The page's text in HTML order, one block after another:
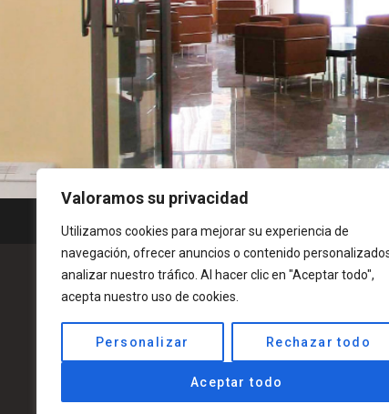
Valoramos su privacidad
Utilizamos cookies para mejorar su experiencia de
navegación, ofrecer anuncios o contenido
analizar nuestro tráfico. Al hacer clic en "Aceptar todo",
acepta nuestro uso de cookies.
Personalizar Rechazar todo
Aceptar todo
Esta